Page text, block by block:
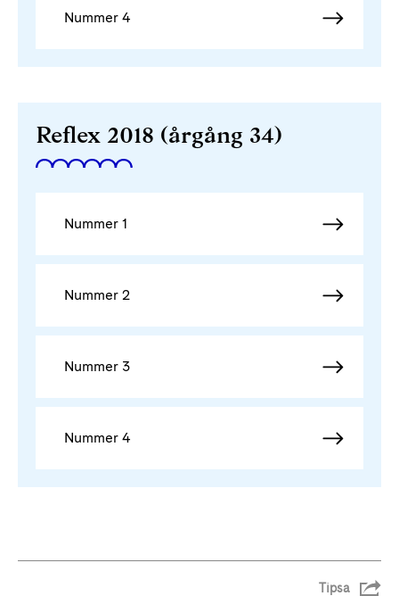
Nummer 4
Reflex 2018 (årgång 34)
Nummer 1
Nummer 2
Nummer 3
Nummer 4
Tipsa